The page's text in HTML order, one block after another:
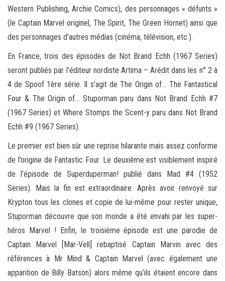
Western Publishing, Archie Comics), des personnages « défunts »
(le Captain Marvel originel, The Spirit, The Green Hornet) ainsi que
des personnages d’autres médias (cinéma, télévision, etc.).
En France, trois des épisodes de Not Brand Echh (1967 Series)
seront publiés par l’éditeur nordiste Artima – Arédit dans les n° 2 à
4 de Spoof 1ère série. Il s’agit de The Origin of… The Fantastical
Four & The Origin of… Stuporman paru dans Not Brand Echh #7
(1967 Series) et Where Stomps the Scent-y paru dans Not Brand
Echh #9 (1967 Series).
Le premier est bien sûr une reprise hilarante mais assez conforme
de l’origine de Fantastic Four. Le deuxième est visiblement inspiré
de l’épisode de Superduperman! publié dans Mad #4 (1952
Series). Mais la fin est extraordinaire. Après avoir renvoyé sur
Krypton tous les clones et copie de lui-même pour rester unique,
Stuporman découvre que son monde a été envahi par les super-
héros Marvel ! Enfin, le troisième épisode est une parodie de
Captain Marvel [Mar-Vell] rebaptisé Captain Marvin avec des
références à Mr Mind & Captain Marvel (avec également une
apparition de Billy Batson) alors même qu’ils étaient encore dans